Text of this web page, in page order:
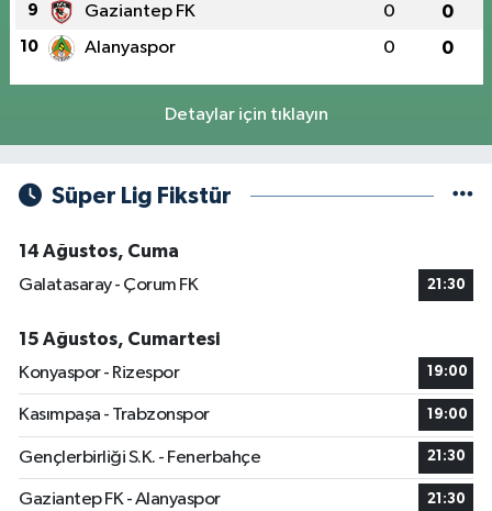
9 Gaziantep FK 0 0
10 Alanyaspor 0 0
Detaylar için tıklayın
Süper Lig Fikstür
14 Ağustos, Cuma
Galatasaray - Çorum FK
21:30
15 Ağustos, Cumartesi
Konyaspor - Rizespor
19:00
Kasımpaşa - Trabzonspor 19:00
Gençlerbirliği S.K. - Fenerbahçe 21:30
Gaziantep FK - Alanyaspor 21:30